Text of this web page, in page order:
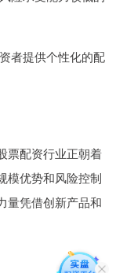
者提供个性化的配
票配资行业正朝着
模优势和风险控制
量凭借创新产品和